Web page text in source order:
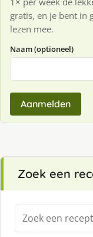
gratis, en je bent in
lezen mee.
Naam (optioneel)
Aanmelden
Zoek een
Zoeken
naar: